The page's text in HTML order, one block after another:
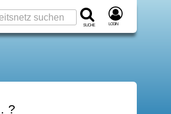
Suche Login
?